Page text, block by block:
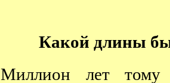
Какой длины
Миллион лет